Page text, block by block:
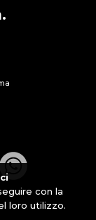
con la
loro utilizzo.